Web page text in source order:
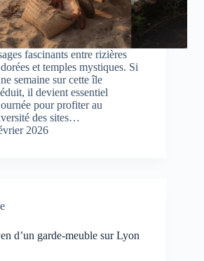
fascinants entre rizières
et temples mystiques. Si
semaine sur cette île
il devient essentiel
pour profiter au
des sites…
2026
d’un garde-meuble sur Lyon